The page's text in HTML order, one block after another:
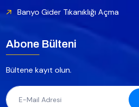
Banyo Gider Tıkanıklığı Açma
Abone Bülteni
Bültene kayıt olun.